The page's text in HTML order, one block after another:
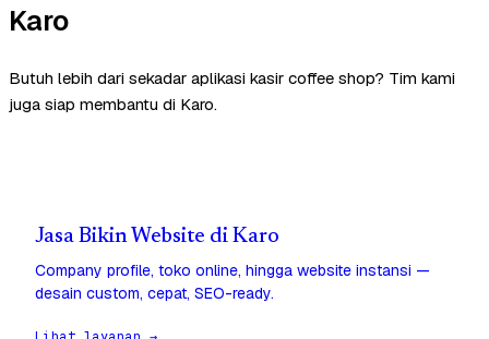
Karo
Butuh lebih dari sekadar aplikasi kasir coffee shop? Tim kami
juga siap membantu di Karo.
Jasa Bikin Website di Karo
Company profile, toko online, hingga website instansi —
desain custom, cepat, SEO-ready.